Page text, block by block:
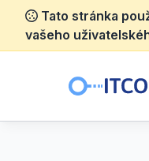
Tato stránka
vašeho